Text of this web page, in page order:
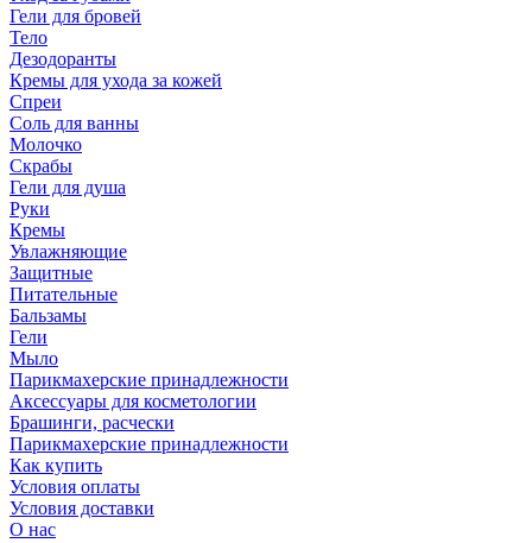
Гели для бровей
Тело
Дезодоранты
Кремы для ухода за кожей
Спреи
Соль для ванны
Молочко
Скрабы
Гели для душа
Руки
Кремы
Увлажняющие
Защитные
Питательные
Бальзамы
Гели
Мыло
Парикмахерские принадлежности
Аксессуары для косметологии
Брашинги, расчески
Парикмахерские принадлежности
Как купить
Условия оплаты
Условия доставки
О нас